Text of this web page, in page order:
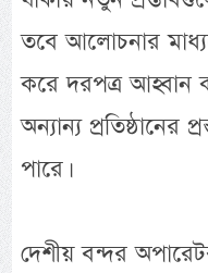
তবে আলোচনার
করে দরপত্র আহ্বান
অন্যান্য প্রতিষ্ঠানের
পারে।
দেশীয় বন্দর